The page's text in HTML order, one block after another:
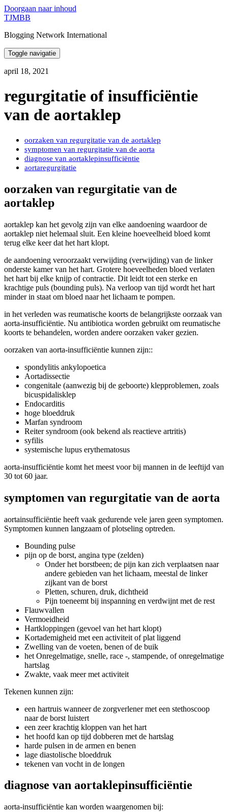
Doorgaan naar inhoud
TJMBB
Blogging Network International
Toggle navigatie
april 18, 2021
regurgitatie of insufficiëntie
van de aortaklep
oorzaken van regurgitatie van de aortaklep
symptomen van regurgitatie van de aorta
diagnose van aortaklepinsufficiëntie
aortaregurgitatie
oorzaken van regurgitatie van de
aortaklep
aortaklep kan het gevolg zijn van elke aandoening waardoor de
aortaklep niet helemaal sluit. Een kleine hoeveelheid bloed komt
terug elke keer dat het hart klopt.
de aandoening veroorzaakt verwijding (verwijding) van de linker
onderste kamer van het hart. Grotere hoeveelheden bloed verlaten
het hart bij elke knijp of contractie. Dit leidt tot een sterke en
krachtige puls (bounding puls). Na verloop van tijd wordt het hart
minder in staat om bloed naar het lichaam te pompen.
in het verleden was reumatische koorts de belangrijkste oorzaak van
aorta-insufficiëntie. Nu antibiotica worden gebruikt om reumatische
koorts te behandelen, worden andere oorzaken vaker gezien.
oorzaken van aorta-insufficiëntie kunnen zijn::
spondylitis ankylopoetica
Aortadissectie
congenitale (aanwezig bij de geboorte) klepproblemen, zoals
bicuspidalisklep
Endocarditis
hoge bloeddruk
Marfan syndroom
Reiter syndroom (ook bekend als reactieve artritis)
syfilis
systemische lupus erythematosus
aorta-insufficiëntie komt het meest voor bij mannen in de leeftijd van
30 tot 60 jaar.
symptomen van regurgitatie van de aorta
aortainsufficiëntie heeft vaak gedurende vele jaren geen symptomen.
Symptomen kunnen langzaam of plotseling optreden.
Bounding pulse
pijn op de borst, angina type (zelden)
Onder het borstbeen; de pijn kan zich verplaatsen naar
andere gebieden van het lichaam, meestal de linker
zijkant van de borst
Pletten, schuren, druk, dichtheid
Pijn toeneemt bij inspanning en verdwijnt met de rest
Flauwvallen
Vermoeidheid
Hartkloppingen (gevoel van het hart klopt)
Kortademigheid met een activiteit of plat liggend
Zwelling van de voeten, benen of de buik
het Onregelmatige, snelle, race -, stampende, of onregelmatige
hartslag
Zwakte, vaak meer met activiteit
Tekenen kunnen zijn:
een hartruis wanneer de zorgverlener met een stethoscoop
naar de borst luistert
een zeer krachtig kloppen van het hart
het hoofd kan op tijd dobberen met de hartslag
harde pulsen in de armen en benen
lage diastolische bloeddruk
tekenen van vocht in de longen
diagnose van aortaklepinsufficiëntie
aorta-insufficiëntie kan worden waargenomen bij: